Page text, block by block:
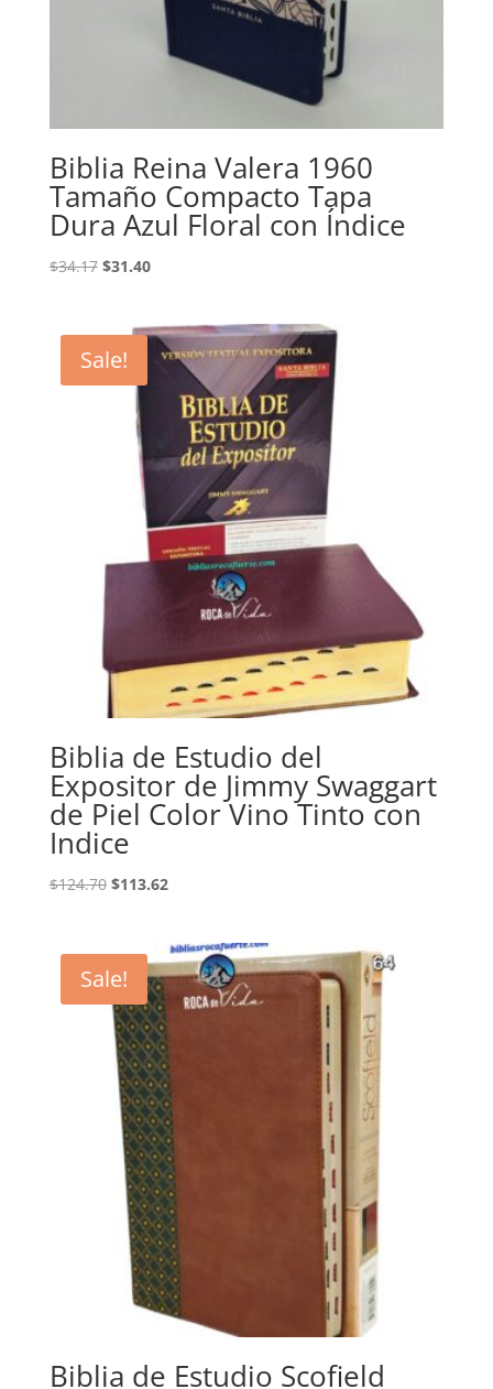
Biblia Reina Valera 1960
Tamaño Compacto Tapa
Dura Azul Floral con Índice
$34.17 Original
$34.17.
$31.40Current
$31.40.
Sale!
Biblia de Estudio del
Expositor de Jimmy Swaggart
de Piel Color Vino Tinto con
Indice
$124.70 Original
$124.70.
$113.62Current
$113.62.
Sale!
Biblia de Estudio Scofield